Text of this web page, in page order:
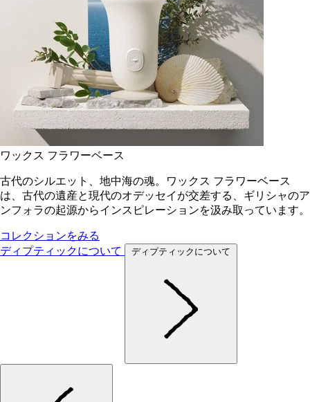
ワックス フラワーベース
古代のシルエット、地中海の魂。ワックス フラワーベース
は、古代の遺産と現代のオデッセイが交差する、ギリシャのア
ンフォラの起源からインスピレーションを汲み取っています。
コレクションをみる
ディプティックについて
ディプティックについて